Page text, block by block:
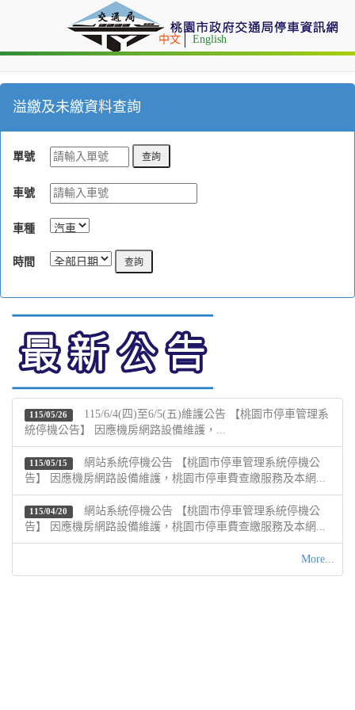
中文 English
溢繳及未繳資料查詢
單號
車號
車種
時間
115/05/26
115/6/4(四)至6/5(五)維護公告 【桃園市停車管理系
統停機公告】 因應機房網路設備維護，...
115/05/15
網站系統停機公告 【桃園市停車管理系統停機公
告】 因應機房網路設備維護，桃園市停車費查繳服務及本網...
115/04/20
網站系統停機公告 【桃園市停車管理系統停機公
告】 因應機房網路設備維護，桃園市停車費查繳服務及本網...
More...